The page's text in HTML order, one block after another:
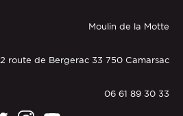
Moulin de la Motte
2 route de Bergerac 33 750 Camarsac
06 61 89 30 33